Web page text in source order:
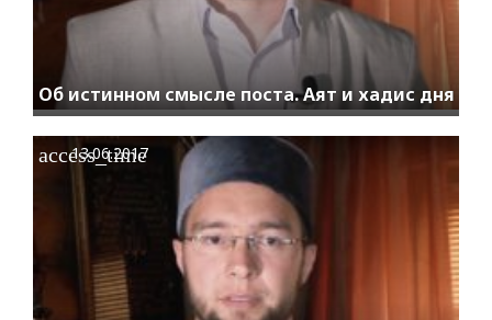
Об истинном смысле поста. Аят и хадис дня
access_time
13.06.2017